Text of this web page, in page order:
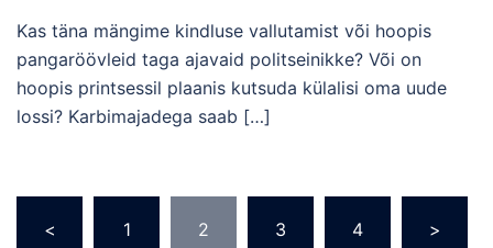
Kas täna mängime kindluse vallutamist või hoopis
pangaröövleid taga ajavaid politseinikke? Või on
hoopis printsessil plaanis kutsuda külalisi oma uude
lossi? Karbimajadega saab […]
< 1 2 3 4 >